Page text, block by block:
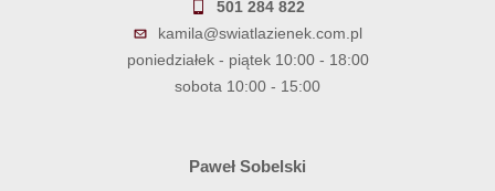
501 284 822
kamila@swiatlazienek.com.pl
poniedziałek - piątek 10:00 - 18:00
sobota 10:00 - 15:00
Paweł Sobelski